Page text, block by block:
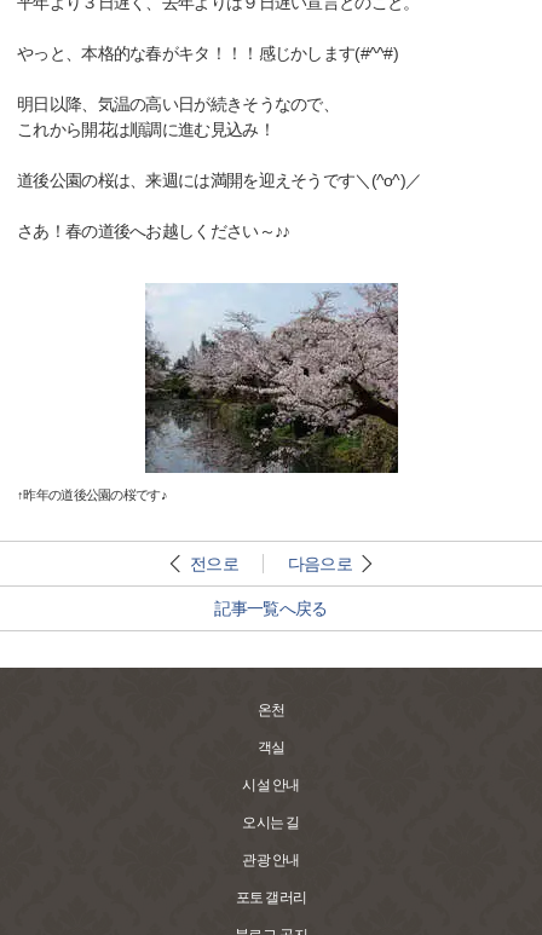
やっと、本格的な春がキタ！！！感じかします(#^^#)
明日以降、気温の高い日が続きそうなので、
これから開花は順調に進む見込み！
道後公園の桜は、来週には満開を迎えそうです＼(^o^)／
さあ！春の道後へお越しください～♪♪
↑昨年の道後公園の桜です♪
전으로 다음으로
記事一覧へ戻る
온천
객실
시설 안내
오시는 길
관광 안내
포토 갤러리